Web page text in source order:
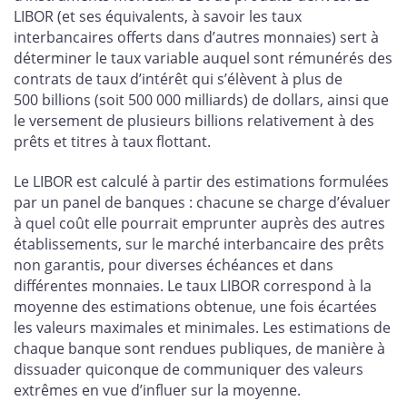
LIBOR (et ses équivalents, à savoir les taux
interbancaires offerts dans d’autres monnaies) sert à
déterminer le taux variable auquel sont rémunérés des
contrats de taux d’intérêt qui s’élèvent à plus de
500 billions (soit 500 000 milliards) de dollars, ainsi que
le versement de plusieurs billions relativement à des
prêts et titres à taux flottant.
Le LIBOR est calculé à partir des estimations formulées
par un panel de banques : chacune se charge d’évaluer
à quel coût elle pourrait emprunter auprès des autres
établissements, sur le marché interbancaire des prêts
non garantis, pour diverses échéances et dans
différentes monnaies. Le taux LIBOR correspond à la
moyenne des estimations obtenue, une fois écartées
les valeurs maximales et minimales. Les estimations de
chaque banque sont rendues publiques, de manière à
dissuader quiconque de communiquer des valeurs
extrêmes en vue d’influer sur la moyenne.